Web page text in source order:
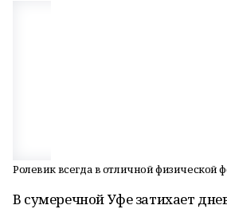
Ролевик всегда в отличной физической
В сумеречной Уфе затихает